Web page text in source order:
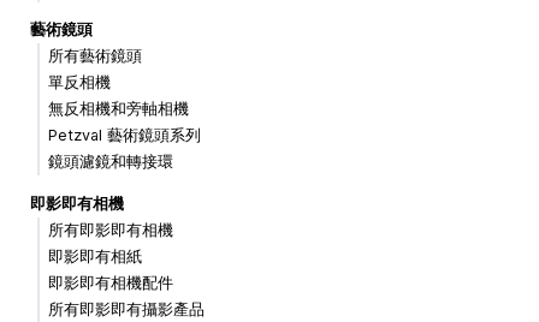
藝術鏡頭
所有藝術鏡頭
單反相機
無反相機和旁軸相機
Petzval 藝術鏡頭系列
鏡頭濾鏡和轉接環
即影即有相機
所有即影即有相機
即影即有相紙
即影即有相機配件
所有即影即有攝影產品